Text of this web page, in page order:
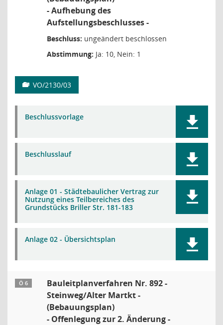
- Aufhebung des
Aufstellungsbeschlusses -
Beschluss: ungeändert beschlossen
Abstimmung: Ja: 10, Nein: 1
VO/2130/03
Beschlussvorlage
Beschlusslauf
Anlage 01 - Städtebaulicher Vertrag zur
Nutzung eines Teilbereiches des
Grundstücks Briller Str. 181-183
Anlage 02 - Übersichtsplan
Ö 6
Bauleitplanverfahren Nr. 892 -
Steinweg/Alter Martkt -
(Bebauungsplan)
- Offenlegung zur 2. Änderung -